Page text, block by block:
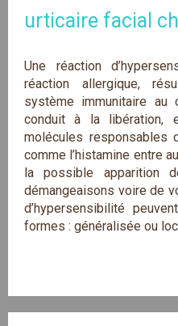
urticaire facial
Une réaction
réaction allergique,
système immunitaire au
conduit à la libération,
molécules responsables
comme l’histamine entre
la possible apparition
démangeaisons voire de
d’hypersensibilité
formes : généralisée ou